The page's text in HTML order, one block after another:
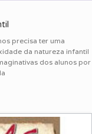
precisa ter uma
da natureza infantil
dos alunos por